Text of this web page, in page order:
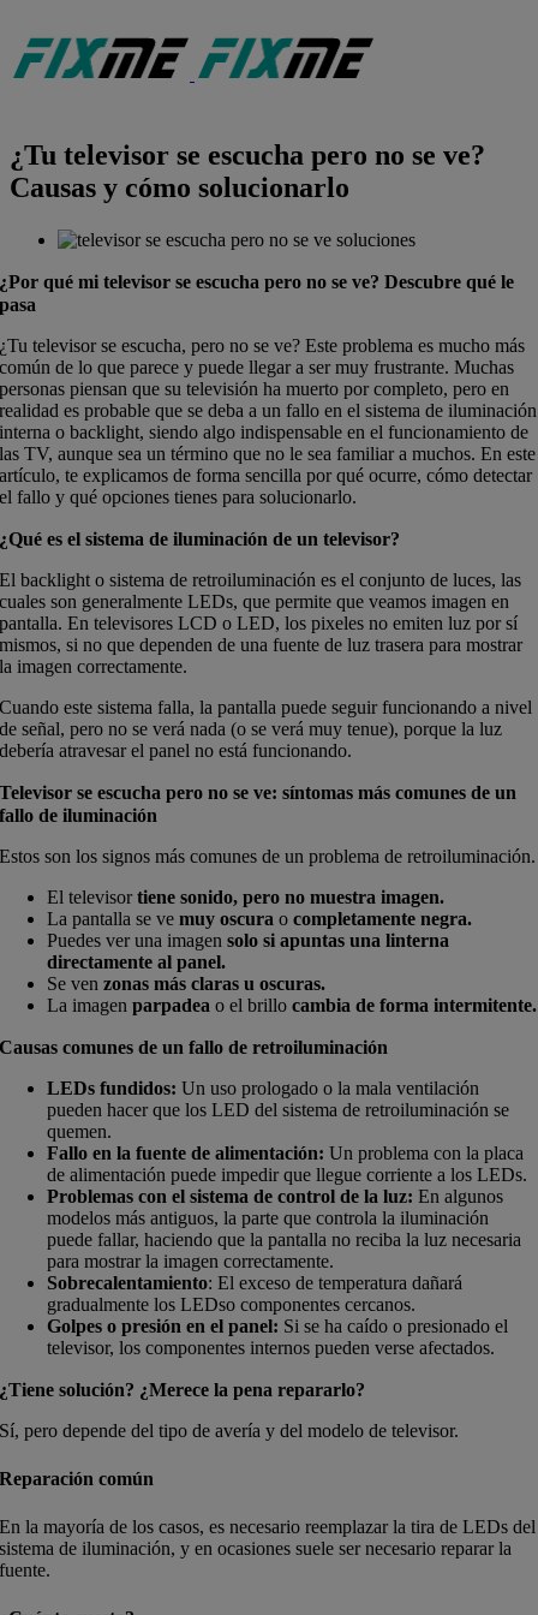
contenido
¿Tu televisor se escucha pero no se ve?
Causas y cómo solucionarlo
¿Por qué mi televisor se escucha pero no se ve? Descubre qué le
pasa
¿Tu televisor se escucha, pero no se ve? Este problema es mucho más
común de lo que parece y puede llegar a ser muy frustrante. Muchas
personas piensan que su televisión ha muerto por completo, pero en
realidad es probable que se deba a un fallo en el sistema de iluminación
interna o backlight, siendo algo indispensable en el funcionamiento de
las TV, aunque sea un término que no le sea familiar a muchos. En este
artículo, te explicamos de forma sencilla por qué ocurre, cómo detectar
el fallo y qué opciones tienes para solucionarlo.
¿Qué es el sistema de iluminación de un televisor?
El backlight o sistema de retroiluminación es el conjunto de luces, las
cuales son generalmente LEDs, que permite que veamos imagen en
pantalla. En televisores LCD o LED, los pixeles no emiten luz por sí
mismos, si no que dependen de una fuente de luz trasera para mostrar
la imagen correctamente.
Cuando este sistema falla, la pantalla puede seguir funcionando a nivel
de señal, pero no se verá nada (o se verá muy tenue), porque la luz
debería atravesar el panel no está funcionando.
Televisor se escucha pero no se ve: síntomas más comunes de un
fallo de iluminación
Estos son los signos más comunes de un problema de retroiluminación.
El televisortiene sonido, pero no muestra imagen.
La pantalla se vemuy oscura ocompletamente negra.
Puedes ver una imagensolo si apuntas una linterna
directamente al panel.
Se venzonas más claras u oscuras.
La imagenparpadeao el brillocambia de forma intermitente.
Causas comunes de un fallo de retroiluminación
LEDs fundidos:Un uso prologado o la mala ventilación
pueden hacer que los LED del sistema de retroiluminación se
quemen.
Fallo en la fuente de alimentación:Un problema con la placa
de alimentación puede impedir que llegue corriente a los LEDs.
Problemas con el sistema de control de la luz: En algunos
modelos más antiguos, la parte que controla la iluminación
puede fallar, haciendo que la pantalla no reciba la luz necesaria
para mostrar la imagen correctamente.
Sobrecalentamiento: El exceso de temperatura dañará
gradualmente los LEDso componentes cercanos.
Golpes o presión en el panel: Si se ha caído o presionado el
televisor, los componentes internos pueden verse afectados.
¿Tiene solución? ¿Merece la pena repararlo?
Sí, pero depende del tipo de avería y del modelo de televisor.
Reparación común
En la mayoría de los casos, es necesario reemplazar la tira de LEDs del
sistema de iluminación, y en ocasiones suele ser necesario reparar la
fuente.